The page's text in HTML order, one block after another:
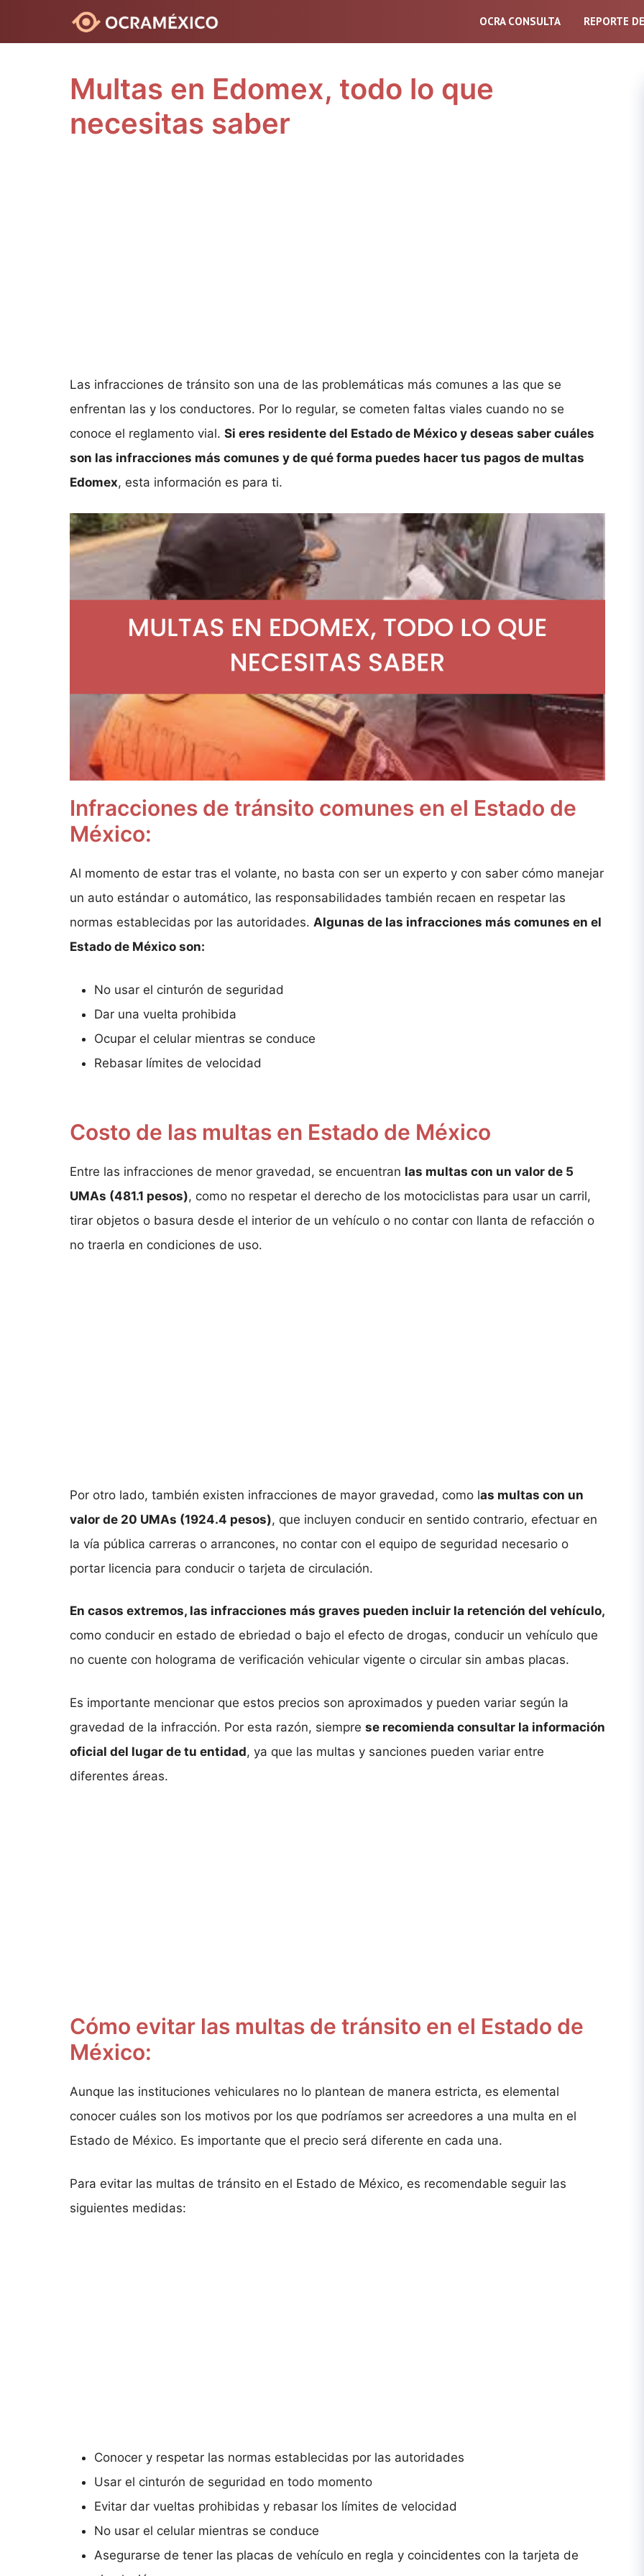
OCRA CONSULTA REPORTE
Multas en Edomex, todo lo que
necesitas saber
Las infracciones de tránsito son una de las problemáticas más comunes a las que se
enfrentan las y los conductores. Por lo regular, se cometen faltas viales cuando no se
conoce el reglamento vial. Si eres residente del Estado de México y deseas saber cuáles
son las infracciones más comunes y de qué forma puedes hacer tus pagos de multas
Edomex, esta información es para ti.
Infracciones de tránsito comunes en el Estado de
México:
Al momento de estar tras el volante, no basta con ser un experto y con saber cómo manejar
un auto estándar o automático, las responsabilidades también recaen en respetar las
normas establecidas por las autoridades. Algunas de las infracciones más comunes en el
Estado de México son:
No usar el cinturón de seguridad
Dar una vuelta prohibida
Ocupar el celular mientras se conduce
Rebasar límites de velocidad
Costo de las multas en Estado de México
Entre las infracciones de menor gravedad, se encuentran las multas con un valor de 5
UMAs (481.1 pesos), como no respetar el derecho de los motociclistas para usar un carril,
tirar objetos o basura desde el interior de un vehículo o no contar con llanta de refacción o
no traerla en condiciones de uso.
Por otro lado, también existen infracciones de mayor gravedad, como las multas con un
valor de 20 UMAs (1924.4 pesos), que incluyen conducir en sentido contrario, efectuar en
la vía pública carreras o arrancones, no contar con el equipo de seguridad necesario o
portar licencia para conducir o tarjeta de circulación.
En casos extremos, las infracciones más graves pueden incluir la retención del vehículo,
como conducir en estado de ebriedad o bajo el efecto de drogas, conducir un vehículo que
no cuente con holograma de verificación vehicular vigente o circular sin ambas placas.
Es importante mencionar que estos precios son aproximados y pueden variar según la
gravedad de la infracción. Por esta razón, siempre se recomienda consultar la información
oficial del lugar de tu entidad, ya que las multas y sanciones pueden variar entre
diferentes áreas.
Cómo evitar las multas de tránsito en el Estado de
México:
Aunque las instituciones vehiculares no lo plantean de manera estricta, es elemental
conocer cuáles son los motivos por los que podríamos ser acreedores a una multa en el
Estado de México. Es importante que el precio será diferente en cada una.
Para evitar las multas de tránsito en el Estado de México, es recomendable seguir las
siguientes medidas:
Conocer y respetar las normas establecidas por las autoridades
Usar el cinturón de seguridad en todo momento
Evitar dar vueltas prohibidas y rebasar los límites de velocidad
No usar el celular mientras se conduce
Asegurarse de tener las placas de vehículo en regla y coincidentes con la tarjeta de